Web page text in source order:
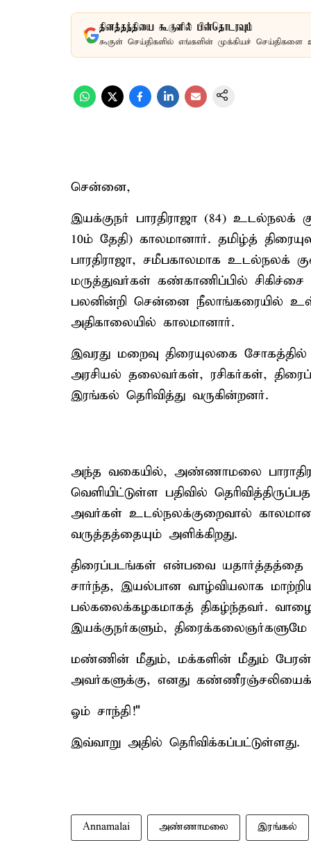
தினத்தந்தியை கூகுளில் பின்தொடரவும்
கூகுள் செய்திகளில் எங்களின் முக்கியச் செய்திகளை
சென்னை,
இயக்குநர் பாரதிராஜா (84)
10ம் தேதி) காலமானார். தமிழ்த்
பாரதிராஜா, சமீபகாலமாக உடல்நலக்
மருத்துவர்கள் கண்காணிப்பில்
பலனின்றி சென்னை நீலாங்கரையில்
அதிகாலையில் காலமானார்.
இவரது மறைவு திரையுலகை சோகத்தில்
அரசியல் தலைவர்கள், ரசிகர்கள்,
இரங்கல் தெரிவித்து வருகின்றனர்.
அந்த வகையில், அண்ணாமலை
வெளியிட்டுள்ள பதிவில்
அவர்கள் உடல்நலக்குறைவால் காலமான
வருத்தத்தையும் அளிக்கிறது.
திரைப்படங்கள் என்பவை
சார்ந்த, இயல்பான வாழ்வியலாக
பல்கலைக்கழகமாகத் திகழ்ந்தவர்.
இயக்குநர்களும், திரைக்கலைஞர்களுமே
மண்ணின் மீதும், மக்களின் மீதும்
அவர்களுக்கு, எனது
ஓம் சாந்தி!"
இவ்வாறு அதில் தெரிவிக்கப்பட்டுள்ளது.
Annamalai அண்ணாமலை இரங்கல்